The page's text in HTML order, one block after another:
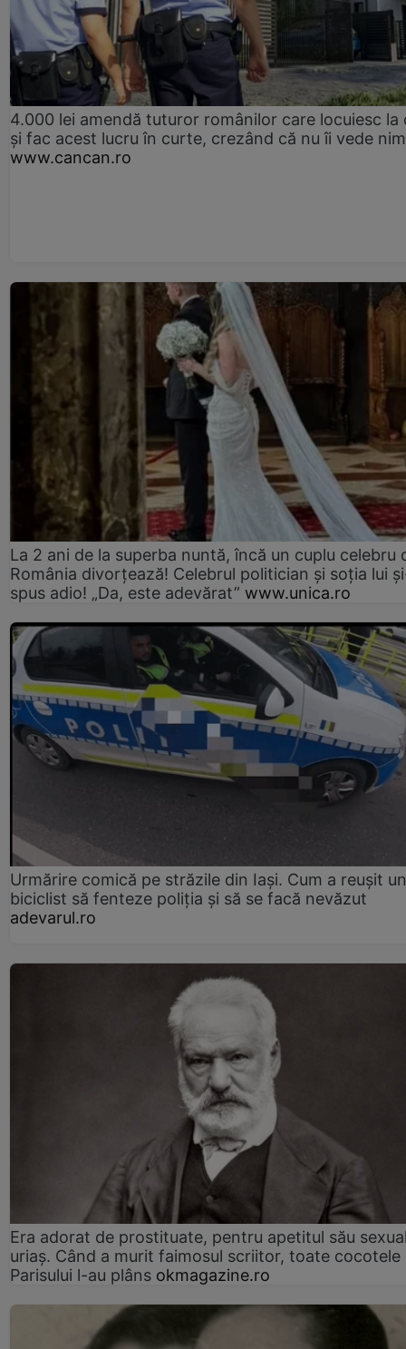
4.000 lei amendă tuturor românilor care locuiesc la
și fac acest lucru în curte, crezând că nu îi vede
www.cancan.ro
La 2 ani de la superba nuntă, încă un cuplu celebru
România divorțează! Celebrul politician și soția lui
spus adio! „Da, este adevărat” www.unica.ro
Urmărire comică pe străzile din Iași. Cum a reușit un
biciclist să fenteze poliția și să se facă nevăzut
adevarul.ro
Era adorat de prostituate, pentru apetitul său
uriaș. Când a murit faimosul scriitor, toate cocotele
Parisului l-au plâns okmagazine.ro